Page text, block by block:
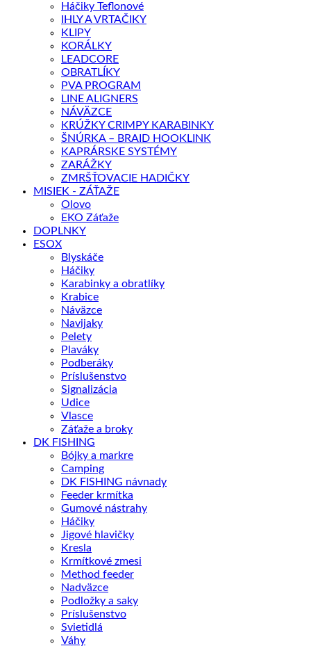
Háčiky Teflonové
IHLY A VRTAČIKY
KLIPY
KORÁLKY
LEADCORE
OBRATLÍKY
PVA PROGRAM
LINE ALIGNERS
NÁVÄZCE
KRÚŽKY CRIMPY KARABINKY
ŠNÚRKA – BRAID HOOKLINK
KAPRÁRSKE SYSTÉMY
ZARÁŽKY
ZMRŠŤOVACIE HADIČKY
MISIEK - ZÁŤAŽE
Olovo
EKO Záťaže
DOPLNKY
ESOX
Blyskáče
Háčiky
Karabinky a obratlíky
Krabice
Náväzce
Navijaky
Pelety
Plaváky
Podberáky
Príslušenstvo
Signalizácia
Udice
Vlasce
Záťaže a broky
DK FISHING
Bójky a markre
Camping
DK FISHING návnady
Feeder krmítka
Gumové nástrahy
Háčiky
Jigové hlavičky
Kresla
Krmítkové zmesi
Method feeder
Nadväzce
Podložky a saky
Príslušenstvo
Svietidlá
Váhy